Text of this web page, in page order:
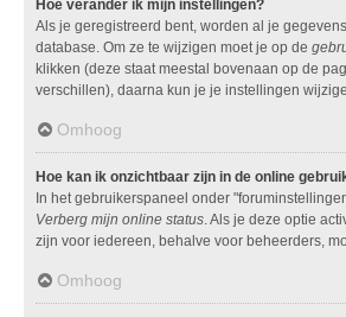
Hoe verander ik mijn instellingen?
Als je geregistreerd bent, worden al je
database. Om ze te wijzigen moet je op de
klikken (deze staat meestal bovenaan op de
verschillen), daarna kun je je instellingen
Omhoog
Hoe kan ik onzichtbaar zijn in de online
In het gebruikerspaneel onder
Verberg mijn online status . Als je deze optie
zijn voor iedereen, behalve voor beheerders,
Omhoog